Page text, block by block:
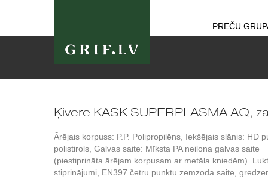
PREČU
Ķivere KASK SUPERPLASMA AQ,
Ārējais korpuss: P.P. Polipropilēns, Iekšējais slānis: HD
polistirols, Galvas saite: Mīksta PA neilona galvas saite
(piestiprināta ārējam korpusam ar metāla kniedēm).
stiprinājumi, EN397 četru punktu zemzoda saite,